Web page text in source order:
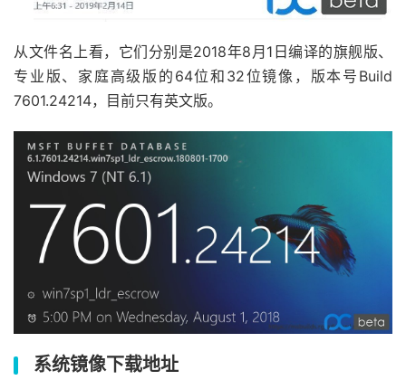
从文件名上看，它们分别是2018年8月1日编译的旗舰版、
专业版、家庭高级版的64位和32位镜像，版本号Build
7601.24214，目前只有英文版。
系统镜像下载地址